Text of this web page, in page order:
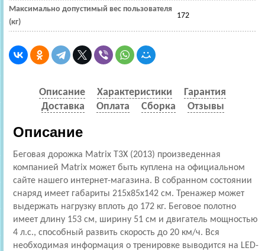
Максимально допустимый вес пользователя
(кг)
172
Описание Характеристики
Гарантия
Доставка
Оплата Сборка Отзывы
Описание
Беговая дорожка Matrix T3X (2013) произведенная
компанией Matrix может быть куплена на официальном
сайте нашего интернет-магазина. В собранном состоянии
снаряд имеет габариты 215х85х142 см. Тренажер может
выдержать нагрузку вплоть до 172 кг. Беговое полотно
имеет длину 153 см, ширину 51 см и двигатель мощностью
4 л.с., способный развить скорость до 20 км/ч. Вся
необходимая информация о тренировке выводится на LED-